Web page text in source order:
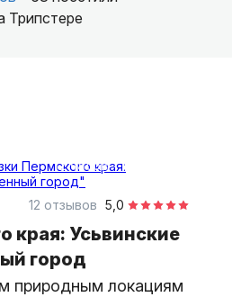
Трипстере
12 часов
пешком
5,0
12 отзывов
края: Усьвинские
город
природным локациям